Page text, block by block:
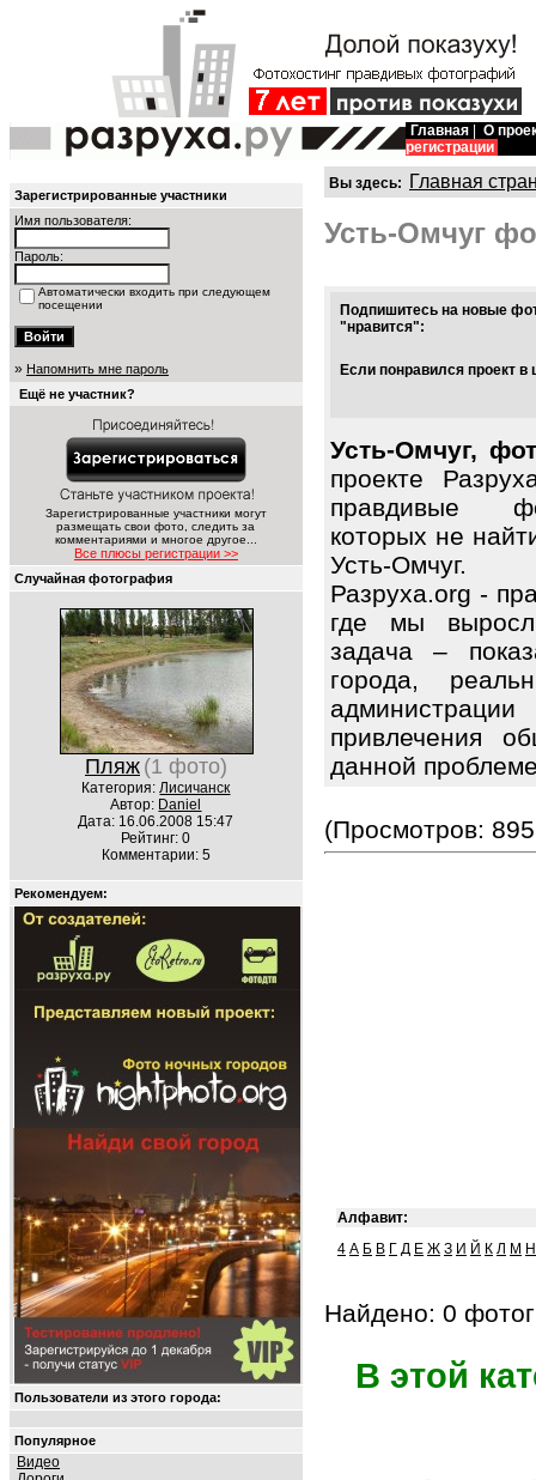
Главная
О
регистрации
Зарегистрированные участники
Имя пользователя:
Пароль:
Автоматически входить при следующем
посещении
» Напомнить мне пароль
Ещё не участник?
Зарегистрированные участники могут
размещать свои фото, следить за
комментариями и многое другое...
Все плюсы регистрации >>
Случайная фотография
Пляж (1 фото)
Категория:Лисичанск
Автор: Daniel
Дата: 16.06.2008 15:47
Рейтинг: 0
Комментарии: 5
Рекомендуем:
Пользователи из этого города:
Популярное
Видео
Вы здесь: Главная
Усть-Омчуг
Подпишитесь на новые
"нравится":
Если понравился проект
Усть-Омчуг,
проекте
правдивые
которых не
Усть-Омчуг.
Разруха.org -
где мы
задача –
города,
привлечения
данной
(Просмотров:
Алфавит:
4 А Б В Г Д Е Ж З И Й К Л М Н
Найдено: 0
В этой